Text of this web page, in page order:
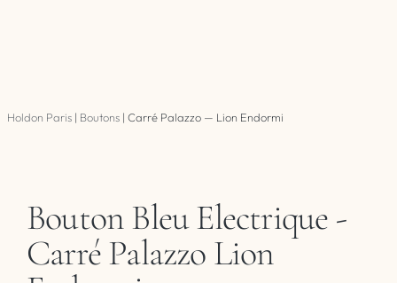
Holdon Paris | Boutons | Carré Palazzo — Lion Endormi
Bouton Bleu Electrique -
Carré Palazzo Lion